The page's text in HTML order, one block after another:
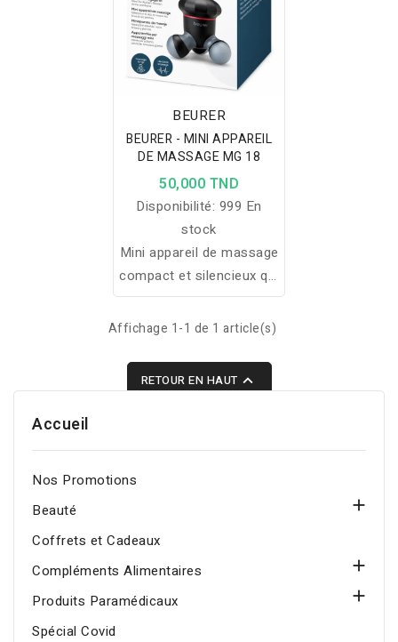
BEURER
BEURER - MINI APPAREIL
DE MASSAGE MG 18
50,000 TND
Disponibilité: 999 En
stock
Mini appareil de massage
compact et silencieux qui
soulage les tensions
musculaires et procure
quotidien.
Affichage 1-1 de 1 article(s)
RETOUR EN HAUT 
Accueil
Nos Promotions
Beauté

Coffrets et Cadeaux
Compléments Alimentaires

Produits Paramédicaux

Spécial Covid